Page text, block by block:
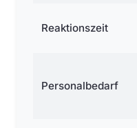
Reaktionszeit
Personalbedarf